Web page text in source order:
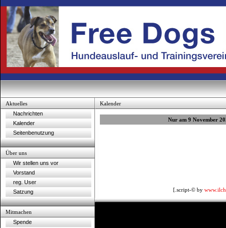
Aktuelles
Nachrichten
Kalender
Seitenbenutzung
Über uns
Wir stellen uns vor
Vorstand
reg. User
Satzung
Mitmachen
Spende
Kalender
Nur am 9 November
[.script-© by